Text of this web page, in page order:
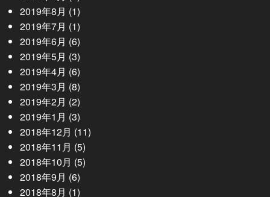
2019年8月 (1)
2019年7月 (1)
2019年6月 (6)
2019年5月 (3)
2019年4月 (6)
2019年3月 (8)
2019年2月 (2)
2019年1月 (3)
2018年12月 (11)
2018年11月 (5)
2018年10月 (5)
2018年9月 (6)
2018年8月 (1)